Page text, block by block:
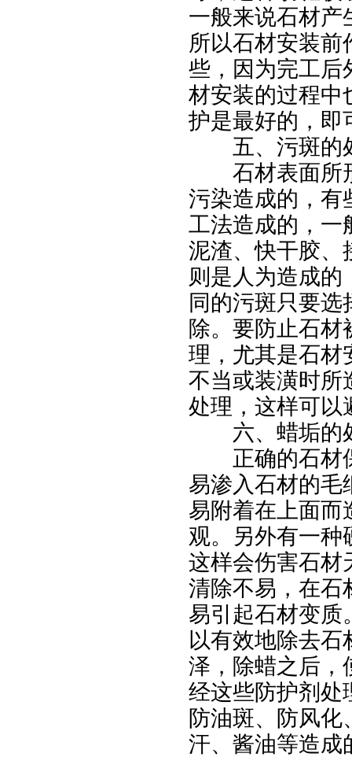
一般来说石材产
所以石材安装
些，因为完工后
材安装的过程中
护是最好的，即
五、污斑的
石材表面所形
污染造成的，有
工法造成的，一
泥渣、快干胶、
则是人为造成
同的污斑只要
除。要防止石
理，尤其是石材
不当或装潢时所
处理，这样可以
六、蜡垢的
正确的石材保
易渗入石材的毛
易附着在上面而
观。另外有一种
这样会伤害石材
清除不易，在石
易引起石材变质
以有效地除去
泽，除蜡之后，
经这些防护剂处
防油斑、防风
汗、酱油等造成